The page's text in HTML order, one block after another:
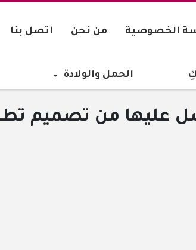
الخصوصية من نحن اتصل بنا
الحمل والولادة
عليها من تصميم